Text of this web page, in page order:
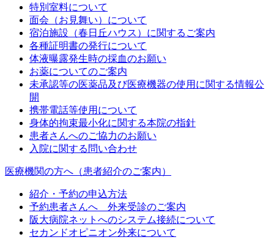
特別室料について
面会（お見舞い）について
宿泊施設（春日丘ハウス）に関するご案内
各種証明書の発行について
体液曝露発生時の採血のお願い
お薬についてのご案内
未承認等の医薬品及び医療機器の使用に関する情報公
開
携帯電話等使用について
身体的拘束最小化に関する本院の指針
患者さんへのご協力のお願い
入院に関する問い合わせ
医療機関の方へ（患者紹介のご案内）
紹介・予約の申込方法
予約患者さんへ 外来受診のご案内
阪大病院ネットへのシステム接続について
セカンドオピニオン外来について